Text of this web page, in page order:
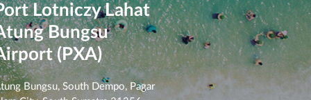
Lotniczy Lahat
Bungsu
(PXA)
Bungsu, South Dempo, Pagar